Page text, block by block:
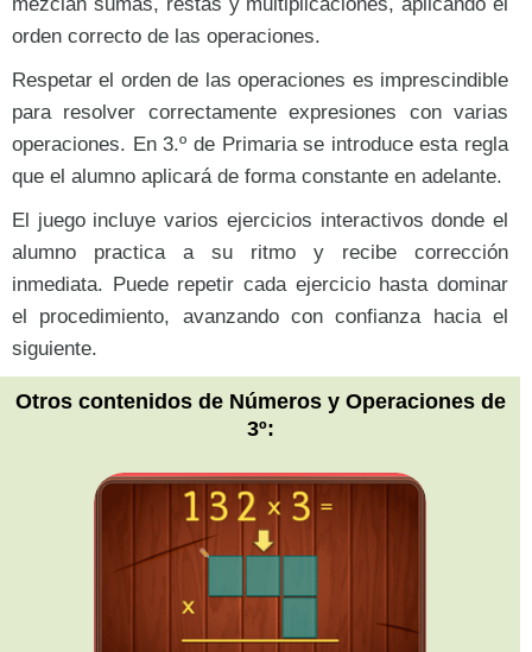
orden correcto de las operaciones.
Respetar el orden de las operaciones es imprescindible
para resolver correctamente expresiones con varias
operaciones. En 3.º de Primaria se introduce esta regla
que el alumno aplicará de forma constante en adelante.
El juego incluye varios ejercicios interactivos donde el
alumno practica a su ritmo y recibe corrección
inmediata. Puede repetir cada ejercicio hasta dominar
el procedimiento, avanzando con confianza hacia el
siguiente.
Otros contenidos de Números y Operaciones de
3º: